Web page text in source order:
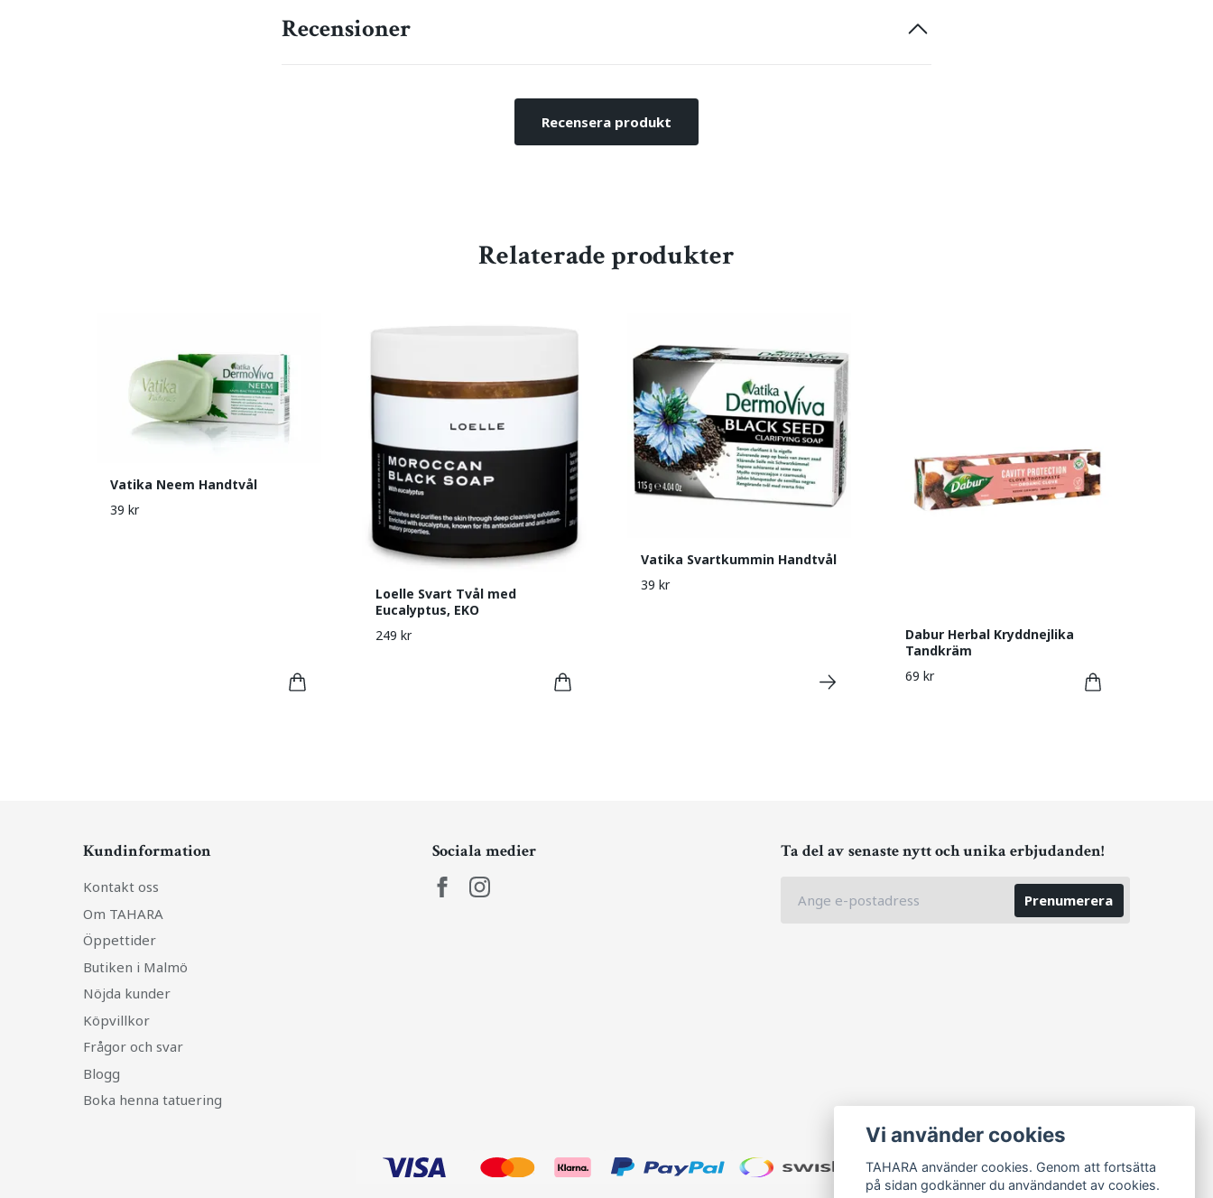
Recensioner
Recensera produkt
Relaterade produkter
Vatika Neem Handtvål
39 kr
Loelle Svart Tvål med
Eucalyptus, EKO
249 kr
Vatika Svartkummin Handtvål
39 kr
Dabur Herbal Kryddnejlika
Tandkräm
69 kr
Kundinformation
Kontakt oss
Om TAHARA
Öppettider
Butiken i Malmö
Nöjda kunder
Köpvillkor
Frågor och svar
Blogg
Boka henna tatuering
Sociala medier Ta del av senaste nytt och unika erbjudanden!
Prenumerera
Vi använder cookies
TAHARA använder cookies. Genom att fortsätta
på sidan godkänner du användandet av cookies.